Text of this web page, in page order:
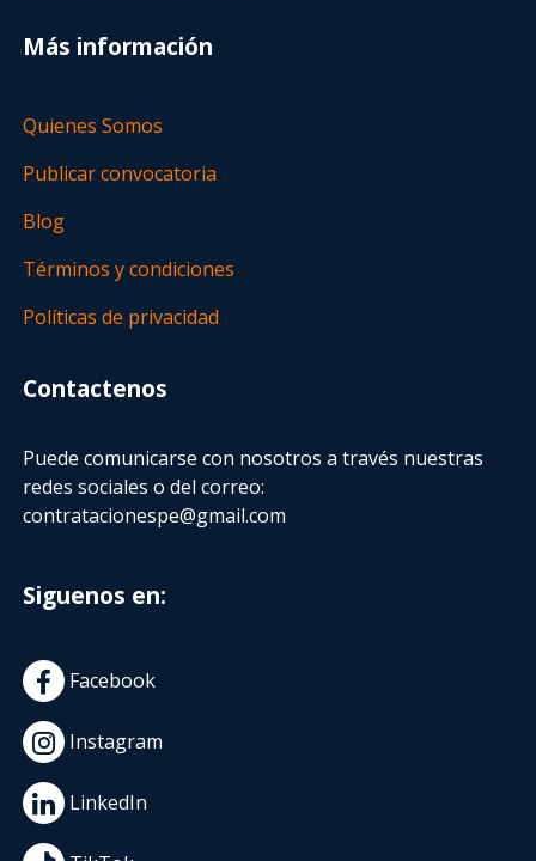
Más información
Quienes Somos
Publicar convocatoria
Blog
Términos y condiciones
Políticas de privacidad
Contactenos
Puede comunicarse con nosotros a través nuestras
redes sociales o del correo:
contratacionespe@gmail.com
Siguenos en:
Facebook
Instagram
LinkedIn